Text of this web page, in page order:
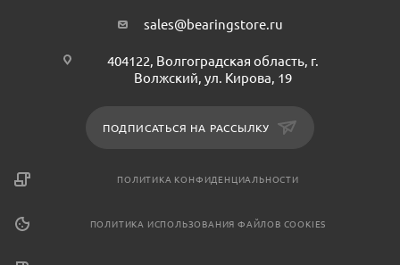
sales@bearingstore.ru
404122, Волгоградская область, г.
Волжский, ул. Кирова, 19
ПОДПИСАТЬСЯ НА РАССЫЛКУ
ПОЛИТИКА КОНФИДЕНЦИАЛЬНОСТИ
ПОЛИТИКА ИСПОЛЬЗОВАНИЯ ФАЙЛОВ COOKIES